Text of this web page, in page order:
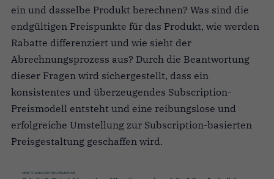
ein und dasselbe Produkt berechnen? Was sind die
endgültigen Preispunkte für das Produkt, wie werden
Rabatte differenziert und wie sieht der
Abrechnungsprozess aus? Durch die Beantwortung
dieser Fragen wird sichergestellt, dass ein
konsistentes und überzeugendes Subscription-
Preismodell entsteht und eine reibungslose und
erfolgreiche Umstellung zur Subscription-basierten
Preisgestaltung geschaffen wird.